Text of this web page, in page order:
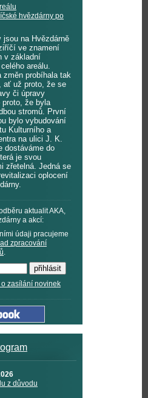
hvězdárny po
jsou na Hvězdárně
ve znamení
v základní
areálu.
změn probíhala tak
ať už proto, že se
či úpravy
proto, že byla
stromů. První
bylo vybudování
Kulturního a
na ulici J. K.
dostáváme do
je svou
zřetelná. Jedná se
oplocení
aktualit AKA,
a akcí:
údaji pracujeme
zpracování
.
zasílání novinek
z důvodu